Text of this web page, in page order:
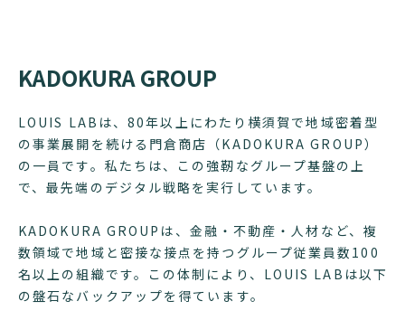
KADOKURA GROUP
LOUIS LABは、80年以上にわたり横須賀で地域密着型
の事業展開を続ける門倉商店（KADOKURA GROUP）
の一員です。私たちは、この強靭なグループ基盤の上
で、最先端のデジタル戦略を実行しています。
KADOKURA GROUPは、金融・不動産・人材など、複
数領域で地域と密接な接点を持つグループ従業員数100
名以上の組織です。この体制により、LOUIS LABは以下
の盤石なバックアップを得ています。